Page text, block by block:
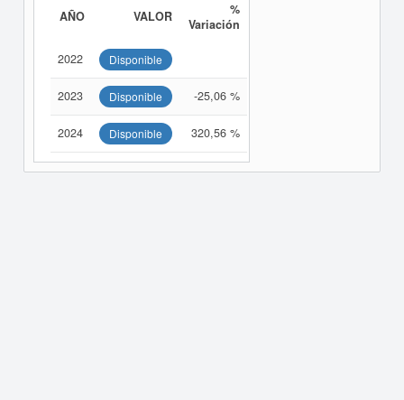
AÑO VALOR
%
Variación
2022 Disponible
2023 Disponible -25,06 %
2024 Disponible 320,56 %